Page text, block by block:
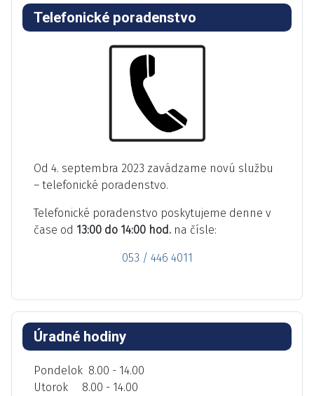
Telefonické poradenstvo
Od 4. septembra 2023 zavádzame novú službu
– telefonické poradenstvo.
Telefonické poradenstvo poskytujeme denne v
čase od 13:00 do 14:00 hod. na čísle:
053 / 446 4011
Úradné hodiny
Pondelok 8.00 - 14.00
Utorok 8.00 - 14.00